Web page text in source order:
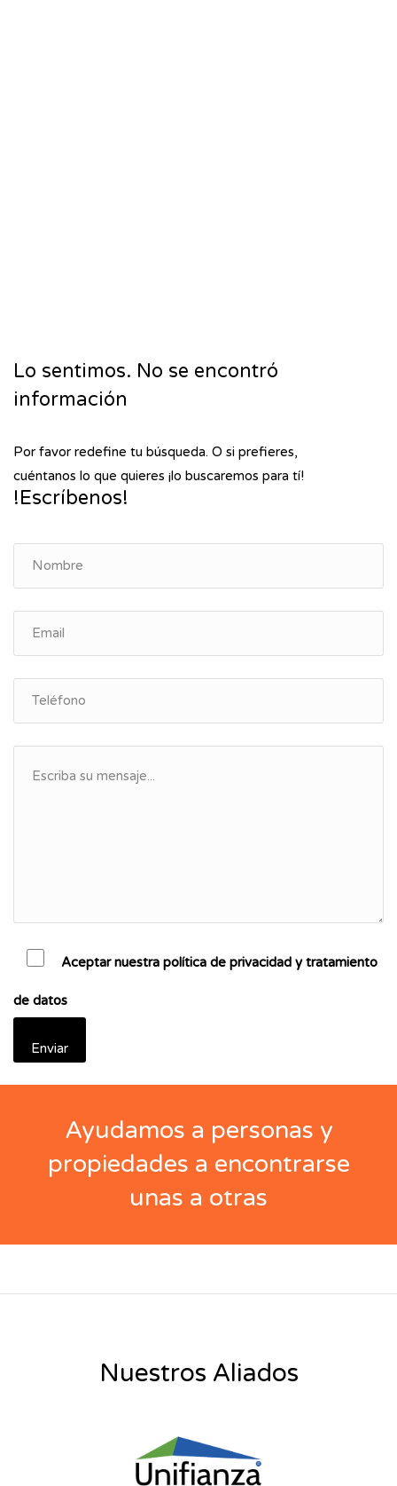
Lo sentimos. No se encontró
información
Por favor redefine tu búsqueda. O si prefieres,
cuéntanos lo que quieres ¡lo buscaremos para tí!
!Escríbenos!
Aceptar nuestra política de privacidad y tratamiento
de datos
Ayudamos a personas y
propiedades a encontrarse
unas a otras
Nuestros Aliados